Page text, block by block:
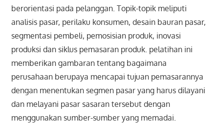
berorientasi pada pelanggan. Topik-topik meliputi
analisis pasar, perilaku konsumen, desain bauran pasar,
segmentasi pembeli, pemosisian produk, inovasi
produksi dan siklus pemasaran produk. pelatihan ini
memberikan gambaran tentang bagaimana
perusahaan berupaya mencapai tujuan pemasarannya
dengan menentukan segmen pasar yang harus dilayani
dan melayani pasar sasaran tersebut dengan
menggunakan sumber-sumber yang memadai.